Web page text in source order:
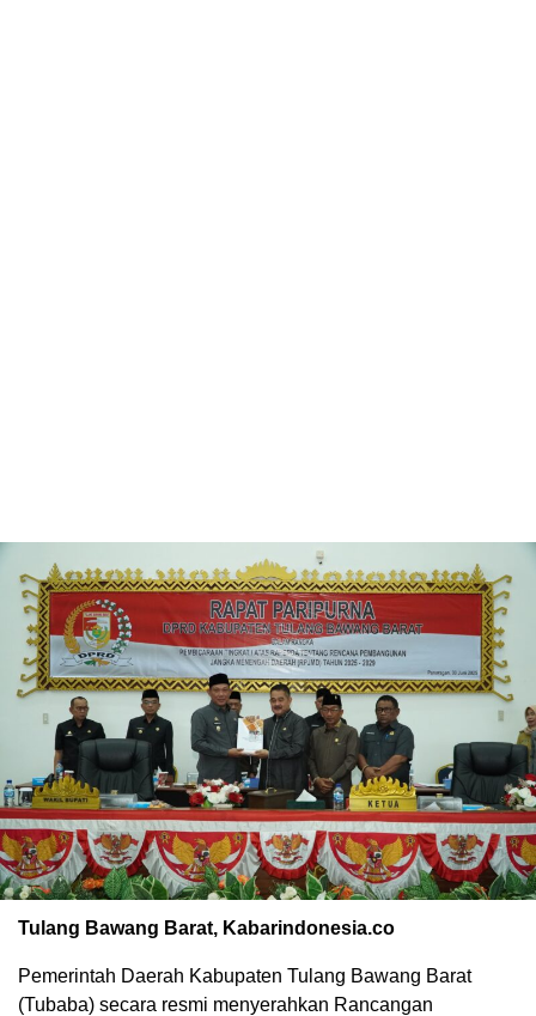
Tulang Bawang Barat, Kabarindonesia.co
Pemerintah Daerah Kabupaten Tulang Bawang Barat
(Tubaba) secara resmi menyerahkan Rancangan